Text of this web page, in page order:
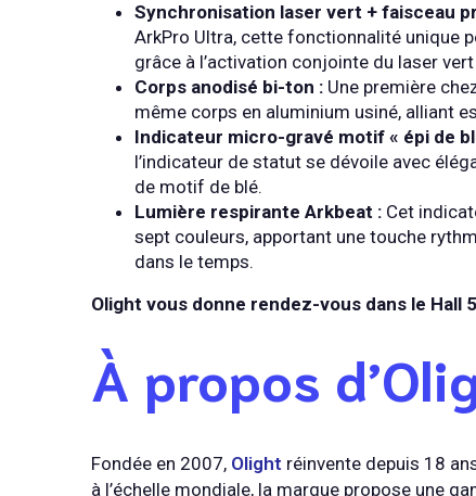
Synchronisation laser vert + faisceau
ArkPro Ultra, cette fonctionnalité unique
grâce à l’activation conjointe du laser
Corps anodisé bi-ton : Une première
même corps en aluminium usiné, alliant
Indicateur micro-gravé motif « épi de
l’indicateur de statut se dévoile avec
de motif de blé.
Lumière respirante Arkbeat : Cet
sept couleurs, apportant une touche
dans le temps.
Olight vous donne rendez-vous dans le Hall
À propos
Fondée en 2007, Olight réinvente depuis 18
à l’échelle mondiale, la marque propose une